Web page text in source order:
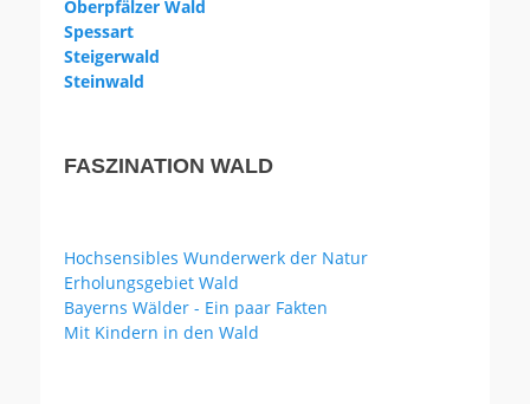
Oberpfälzer Wald
Spessart
Steigerwald
Steinwald
FASZINATION WALD
Hochsensibles Wunderwerk der Natur
Erholungsgebiet Wald
Bayerns Wälder - Ein paar Fakten
Mit Kindern in den Wald